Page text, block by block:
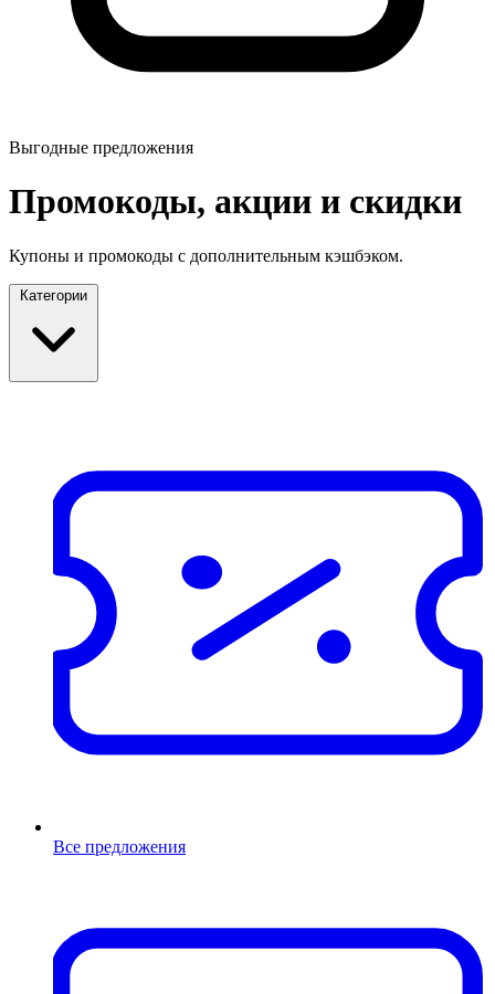
Выгодные предложения
Промокоды, акции и скидки
Купоны и промокоды с дополнительным кэшбэком.
Категории
Все предложения